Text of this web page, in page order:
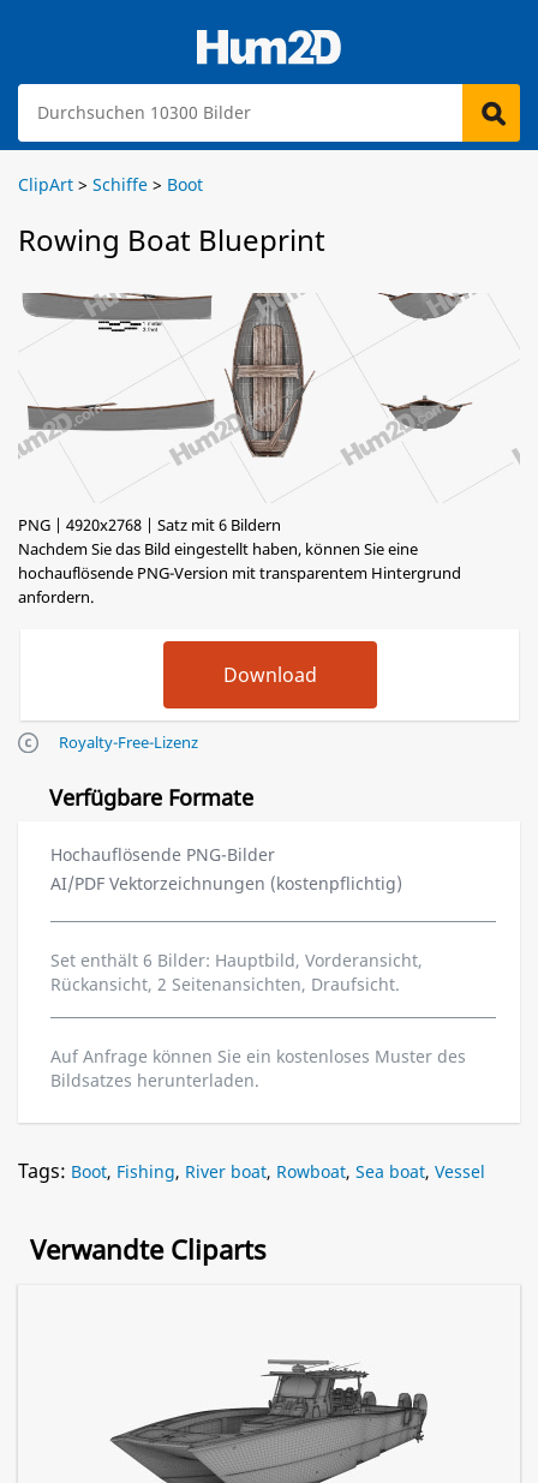
ClipArt > Schiffe > Boot
Rowing Boat Blueprint
PNG | 4920x2768 | Satz mit 6 Bildern
Nachdem Sie das Bild eingestellt haben, können Sie eine
hochauflösende PNG-Version mit transparentem Hintergrund
anfordern.
Royalty-Free-Lizenz
Verfügbare Formate
Hochauflösende PNG-Bilder
AI/PDF Vektorzeichnungen (kostenpflichtig)
Set enthält 6 Bilder: Hauptbild, Vorderansicht,
Rückansicht, 2 Seitenansichten, Draufsicht.
Auf Anfrage können Sie ein kostenloses Muster des
Bildsatzes herunterladen.
Tags: Boot, Fishing, River boat, Rowboat, Sea boat, Vessel
Verwandte Cliparts